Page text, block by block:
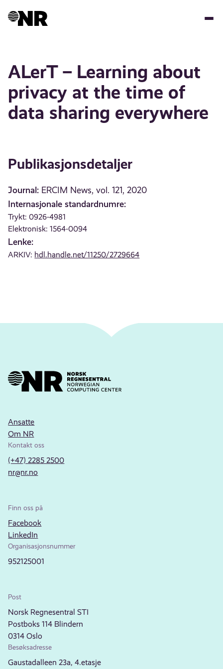
ALerT – Learning about
privacy at the time of
data sharing everywhere
Publikasjonsdetaljer
Journal: ERCIM News, vol. 121, 2020
Internasjonale standardnumre:
Trykt: 0926-4981
Elektronisk: 1564-0094
Lenke:
ARKIV: hdl.handle.net/11250/2729664
Ansatte
Om NR
Kontakt oss
(+47) 2285 2500
nr@nr.no
Finn oss på
Facebook
LinkedIn
Organisasjonsnummer
952125001
Post
Norsk Regnesentral STI
Postboks 114 Blindern
0314 Oslo
Besøksadresse
Gaustadalleen 23a, 4.etasje